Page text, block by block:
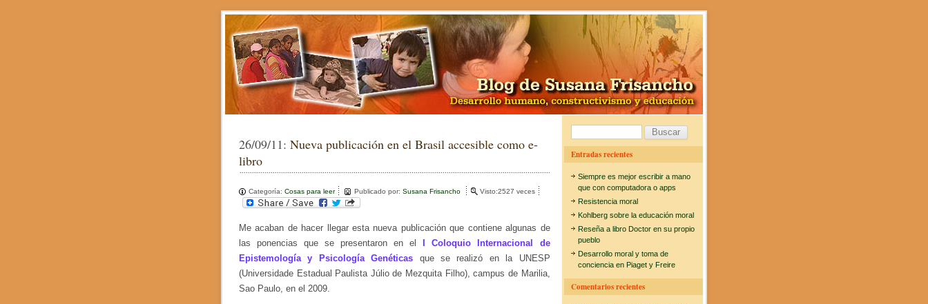
26/09/11: Nueva publicación en el Brasil accesible como e-
libro
Categoría: Cosas para leer Publicado por: Susana Frisancho Visto:2527 veces
Me acaban de hacer llegar esta nueva publicación que contiene algunas de
las ponencias que se presentaron en el
I Coloquio Internacional de
Epistemología y Psicología Genéticas que se realizó en la UNESP
(Universidade Estadual Paulista Júlio de Mezquita Filho), campus de Marilia,
Sao Paulo, en el 2009.
u
a
Entradas recientes
Siempre es mejor escribir a mano
que con computadora o apps
Resistencia moral
Kohlberg sobre la educación moral
Reseña a libro Doctor en su propio
pueblo
Desarrollo moral y toma de
conciencia en Piaget y Freire
Comentarios recientes